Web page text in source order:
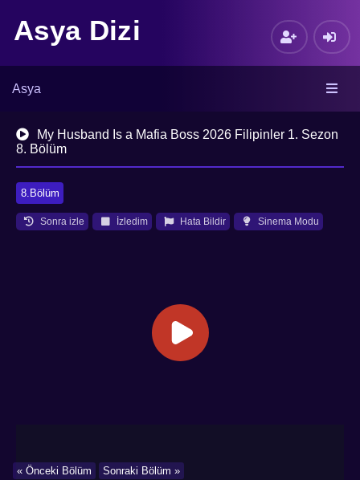
Asya Dizi
Asya
My Husband Is a Mafia Boss 2026 Filipinler 1. Sezon
8. Bölüm
8.Bölüm
Sonra izle İzledim Hata Bildir Sinema Modu
Sonraki Bölüm »
« Önceki Bölüm